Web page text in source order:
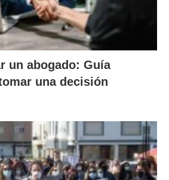
un abogado: Guía
una decisión